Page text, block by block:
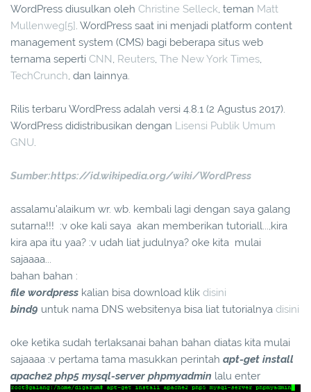
WordPress diusulkan oleh Christine Selleck, teman Matt
Mullenweg[5]. WordPress saat ini menjadi platform content
management system (CMS) bagi beberapa situs web
ternama seperti CNN, Reuters, The New York Times,
TechCrunch, dan lainnya.
Rilis terbaru WordPress adalah versi 4.8.1 (2 Agustus 2017).
WordPress didistribusikan dengan Lisensi Publik Umum
GNU.
Sumber:https://id.wikipedia.org/wiki/WordPress
assalamu'alaikum wr. wb. kembali lagi dengan saya galang
sutarna!!! :v oke kali saya akan memberikan tutoriall...,kira
kira apa itu yaa? :v udah liat judulnya? oke kita mulai
sajaaaa...
bahan bahan :
file wordpress kalian bisa download klik disini
bind9 untuk nama DNS websitenya bisa liat tutorialnya disini
oke ketika sudah terlaksanai bahan bahan diatas kita mulai
sajaaaa :v pertama tama masukkan perintah apt-get install
apache2 php5 mysql-server phpmyadmin lalu enter